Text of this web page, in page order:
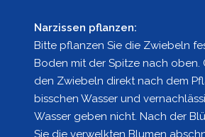
Narzissen pflanzen:
Bitte pflanzen Sie die Zwiebeln
Boden mit der Spitze nach oben.
den Zwiebeln direkt nach dem
bisschen Wasser und
Wasser geben nicht. Nach der
Sie die verwelkten Blumen